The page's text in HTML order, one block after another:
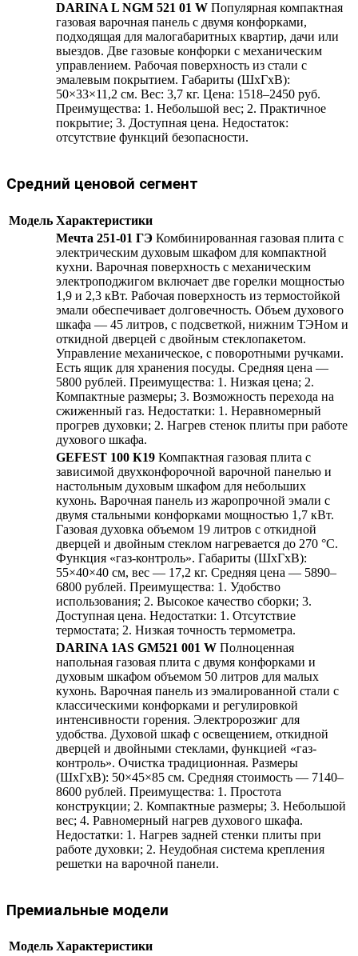
DARINA L NGM 521 01 W Популярная компактная
газовая варочная панель с двумя конфорками,
подходящая для малогабаритных квартир, дачи или
выездов. Две газовые конфорки с механическим
управлением. Рабочая поверхность из стали с
эмалевым покрытием. Габариты (ШхГхВ):
50×33×11,2 см. Вес: 3,7 кг. Цена: 1518–2450 руб.
Преимущества: 1. Небольшой вес; 2. Практичное
покрытие; 3. Доступная цена. Недостаток:
отсутствие функций безопасности.
Средний ценовой сегмент
Модель Характеристики
Мечта 251-01 ГЭ Комбинированная газовая плита с
электрическим духовым шкафом для компактной
кухни. Варочная поверхность с механическим
электроподжигом включает две горелки мощностью
1,9 и 2,3 кВт. Рабочая поверхность из термостойкой
эмали обеспечивает долговечность. Объем духового
шкафа — 45 литров, с подсветкой, нижним ТЭНом и
откидной дверцей с двойным стеклопакетом.
Управление механическое, с поворотными ручками.
Есть ящик для хранения посуды. Средняя цена —
5800 рублей. Преимущества: 1. Низкая цена; 2.
Компактные размеры; 3. Возможность перехода на
сжиженный газ. Недостатки: 1. Неравномерный
прогрев духовки; 2. Нагрев стенок плиты при работе
духового шкафа.
GEFEST 100 К19 Компактная газовая плита с
зависимой двухконфорочной варочной панелью и
настольным духовым шкафом для небольших
кухонь. Варочная панель из жаропрочной эмали с
двумя стальными конфорками мощностью 1,7 кВт.
Газовая духовка объемом 19 литров с откидной
дверцей и двойным стеклом нагревается до 270 °С.
Функция «газ-контроль». Габариты (ШхГхВ):
55×40×40 см, вес — 17,2 кг. Средняя цена — 5890–
6800 рублей. Преимущества: 1. Удобство
использования; 2. Высокое качество сборки; 3.
Доступная цена. Недостатки: 1. Отсутствие
термостата; 2. Низкая точность термометра.
DARINA 1AS GM521 001 W Полноценная
напольная газовая плита с двумя конфорками и
духовым шкафом объемом 50 литров для малых
кухонь. Варочная панель из эмалированной стали с
классическими конфорками и регулировкой
интенсивности горения. Электророзжиг для
удобства. Духовой шкаф с освещением, откидной
дверцей и двойными стеклами, функцией «газ-
контроль». Очистка традиционная. Размеры
(ШхГхВ): 50×45×85 см. Средняя стоимость — 7140–
8600 рублей. Преимущества: 1. Простота
конструкции; 2. Компактные размеры; 3. Небольшой
вес; 4. Равномерный нагрев духового шкафа.
Недостатки: 1. Нагрев задней стенки плиты при
работе духовки; 2. Неудобная система крепления
решетки на варочной панели.
Премиальные модели
Модель Характеристики